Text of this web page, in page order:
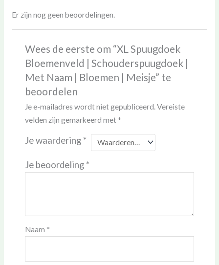
Er zijn nog geen beoordelingen.
Wees de eerste om “XL Spuugdoek
Bloemenveld | Schouderspuugdoek |
Met Naam | Bloemen | Meisje” te
beoordelen
Je e-mailadres wordt niet gepubliceerd.Vereiste
velden zijn gemarkeerd met *
Je waardering *
Je beoordeling *
Naam *